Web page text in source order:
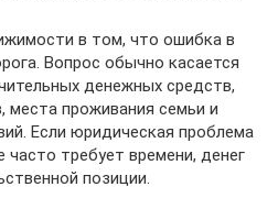
в том, что ошибка в
Вопрос обычно касается
денежных средств,
места проживания семьи и
Если юридическая проблема
часто требует времени, денег
позиции.